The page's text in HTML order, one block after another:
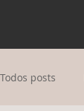
Todos posts